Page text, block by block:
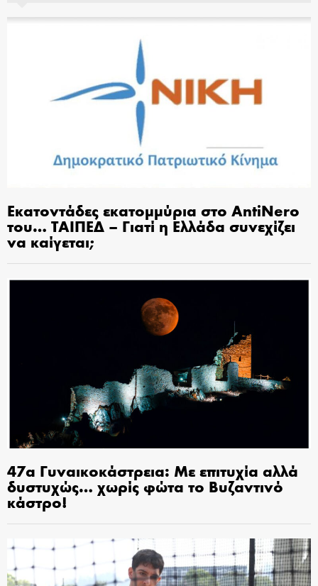
Εκατοντάδες εκατομμύρια στο AntiNero
του… ΤΑΙΠΕΔ – Γιατί η Ελλάδα συνεχίζει
να καίγεται;
47α Γυναικοκάστρεια: Με επιτυχία αλλά
δυστυχώς… χωρίς φώτα το Βυζαντινό
κάστρο!